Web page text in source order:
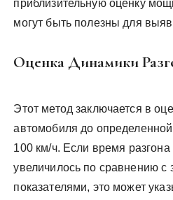
приблизительную оценку
могут быть полезны для
Оценка Динамики
Этот метод заключается в
автомобиля до
100 км/ч. Если время разгона
увеличилось по сравнению с
показателями, это может